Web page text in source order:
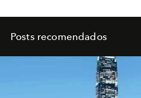
Posts recomendados